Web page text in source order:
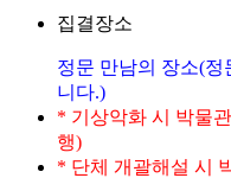
집결장소
정문 만남의 장소(
니다.)
* 기상악화 시 박물
행)
* 단체 개괄해설 시